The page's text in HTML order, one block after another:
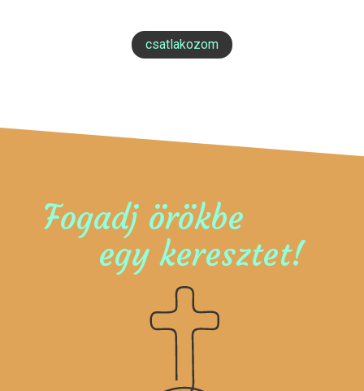
csatlakozom
Fogadj örökbe
egy keresztet!